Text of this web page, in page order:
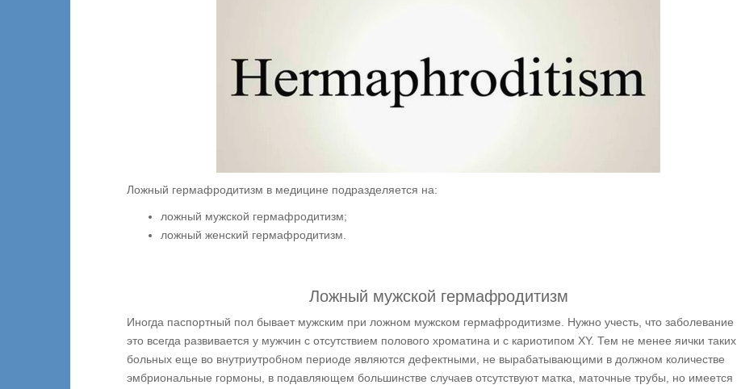
Ложный гермафродитизм в медицине подразделяется на:
ложный мужской гермафродитизм;
ложный женский гермафродитизм.
Ложный мужской гермафродитизм
Иногда паспортный пол бывает мужским при ложном мужском гермафродитизме. Нужно учесть, что заболевание
это всегда развивается у мужчин с отсутствием полового хроматина и с кариотипом XY. Тем не менее яички таких
больных еще во внутриутробном периоде являются дефектными, не вырабатывающими в должном количестве
эмбриональные гормоны, в подавляющем большинстве случаев отсутствуют матка, маточные трубы, но имеется